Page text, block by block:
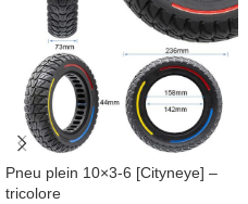
Pneu plein 10×3-6 [Cityneye] –
tricolore